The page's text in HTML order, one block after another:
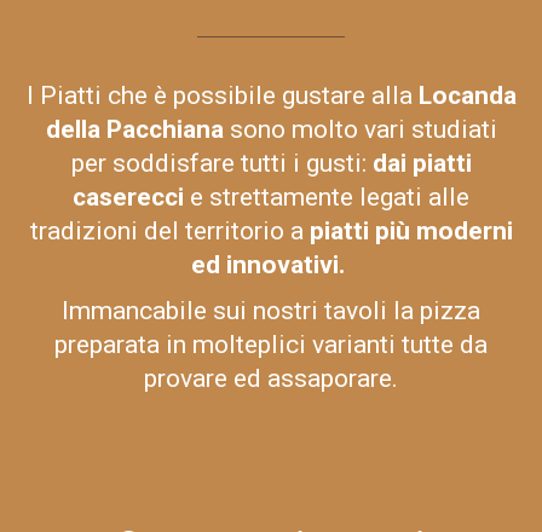
I Piatti che è possibile gustare alla Locanda
della Pacchianasono molto vari studiati
per soddisfare tutti i gusti: dai piatti
caserecci e strettamente legati alle
tradizioni del territorio a piatti più moderni
ed innovativi.
Immancabile sui nostri tavoli la pizza
preparata in molteplici varianti tutte da
provare ed assaporare.